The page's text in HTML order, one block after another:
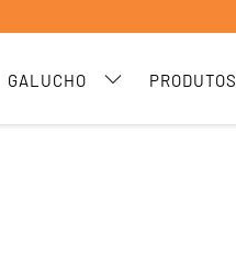
GALUCHO PRODUTOS